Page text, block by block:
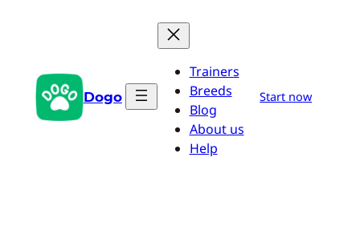
Dogo
Trainers
Breeds
Blog
About us
Help
Start now